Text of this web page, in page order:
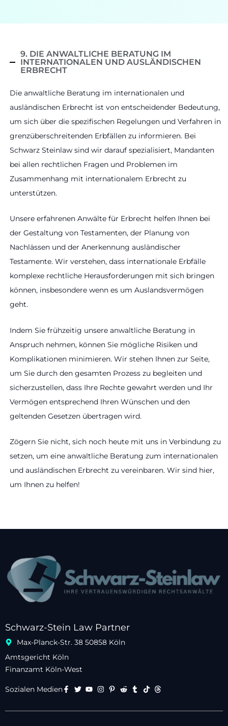
9. DIE ANWALTLICHE BERATUNG IM
INTERNATIONALEN UND AUSLÄNDISCHEN
ERBRECHT
Die anwaltliche Beratung im internationalen und
ausländischen Erbrecht ist von entscheidender Bedeutung,
um sich über die spezifischen Regelungen und Verfahren in
grenzüberschreitenden Erbfällen zu informieren. Bei
Schwarz Steinlaw sind wir darauf spezialisiert, Mandanten
bei allen rechtlichen Fragen und Problemen im
Zusammenhang mit internationalem Erbrecht zu
unterstützen.
Unsere erfahrenen Anwälte für Erbrecht helfen Ihnen bei
der Gestaltung von Testamenten, der Planung von
Nachlässen und der Anerkennung ausländischer
Testamente. Wir verstehen, dass internationale Erbfälle
komplexe rechtliche Herausforderungen mit sich bringen
können, insbesondere wenn es um Auslandsvermögen
geht.
Indem Sie frühzeitig unsere anwaltliche Beratung in
Anspruch nehmen, können Sie mögliche Risiken und
Komplikationen minimieren. Wir stehen Ihnen zur Seite,
um Sie durch den gesamten Prozess zu begleiten und
sicherzustellen, dass Ihre Rechte gewahrt werden und Ihr
Vermögen entsprechend Ihren Wünschen und den
geltenden Gesetzen übertragen wird.
Zögern Sie nicht, sich noch heute mit uns in Verbindung zu
setzen, um eine anwaltliche Beratung zum internationalen
und ausländischen Erbrecht zu vereinbaren. Wir sind hier,
um Ihnen zu helfen!
Schwarz-Stein Law Partner
Max-Planck-Str. 38 50858 Köln
Amtsgericht Köln
Finanzamt Köln-West
Sozialen Medien